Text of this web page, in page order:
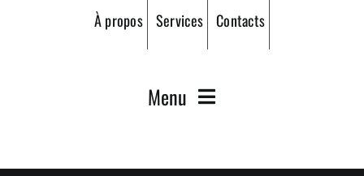
À propos Services Contacts
Menu